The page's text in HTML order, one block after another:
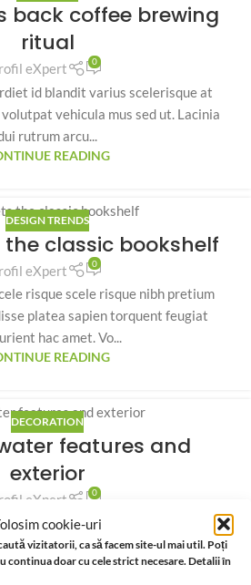
cookie-uri
vizitatorii, ca să facem site-ul mai util. Poți
continua doar cu cele strict necesare. Detalii în
back coffee brewing
ritual
eXpert 0
id blandit varius scelerisque at
vehicula mus sed ut. Lacinia
rutrum arcu...
READING
DESIGN TRENDS
the classic bookshelf
eXpert 0
risque scele risque nibh pretium
platea sapien torquent feugiat
hac amet. Vo...
READING
DECORATION
features and
exterior
eXpert 0
ante habi tasse donec imperdiet
magna hac. Nec hac et vestibulum
a tincidunt ...